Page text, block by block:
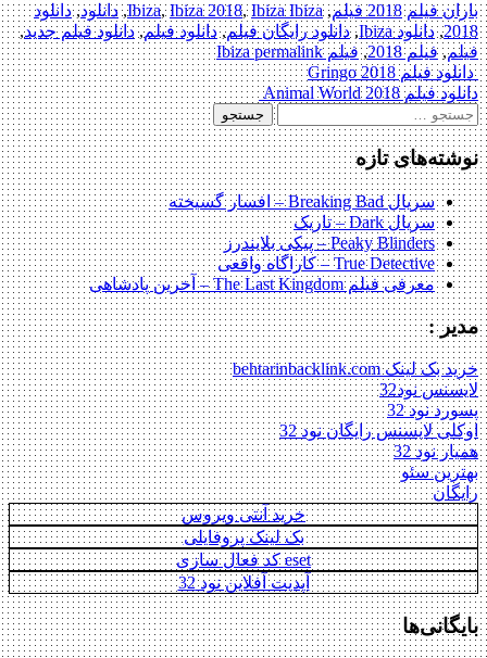
باران فیلم 2018 فیلم ,
Ibiza,Ibiza 2018,Ibiza Ibiza
,دانلود,دانلود
2018
,دانلود Ibiza ,دانلود رایگان فیلم,دانلود فیلم,دانلود فیلم جدید,
فیلم, فیلم 2018 ,فیلم Ibizapermalink
Post
navigation
دانلود فیلم Gringo 2018
دانلود فیلم Animal World 2018
جستجو
برای:
نوشته‌های تازه
سریال Breaking Bad – افسار گسیخته
سریال Dark – تاریک
Peaky Blinders – پیکی بلایندرز
True Detective – کاراگاه واقعی
معرفی فیلم The Last Kingdom – آخرین پادشاهی
مدیر :
خرید بک لینک behtarinbacklink.com
لایسنس نود32
پسورد نود 32
اوکلی لایسنس رایگان نود 32
همیار نود 32
بهترین سئو
رایگان
خرید آنتی ویروس
بک لینک پروفایلی
eset کد فعال سازی
آپدیت آفلاین نود 32
بایگانی‌ها